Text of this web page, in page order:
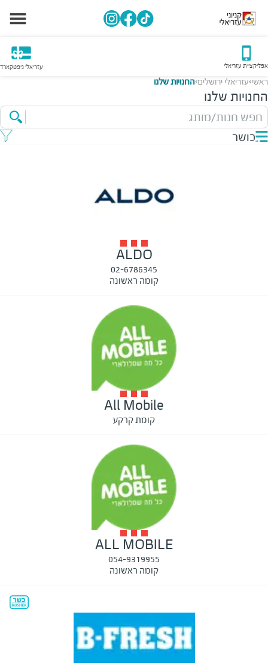
אפליקציית עזריאלי עזריאלי גיפטקארד
ראשי>עזריאלי ירושלים>החנויות שלנו
החנויות שלנו
חפש חנות/מותג
כושר
ALDO
02-6786345
קומה ראשונה
All Mobile
קומת קרקע
ALL MOBILE
054-9319955
קומה ראשונה